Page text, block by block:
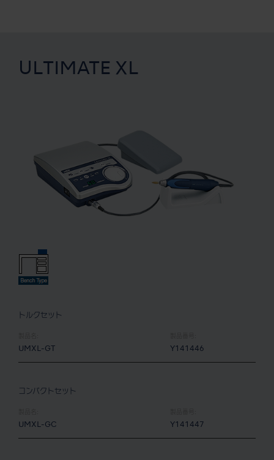
ULTIMATE XL
トルクセット
UMXL-GT Y141446
コンパクトセット
UMXL-GC Y141447